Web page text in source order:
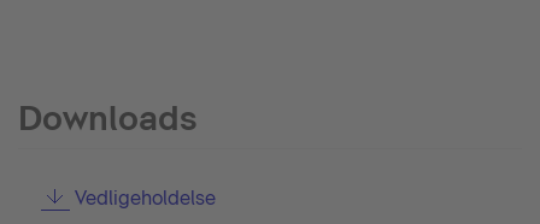
Downloads
Vedligeholdelse